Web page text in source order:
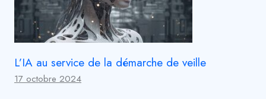
L’IA au service de la démarche de veille
17 octobre 2024